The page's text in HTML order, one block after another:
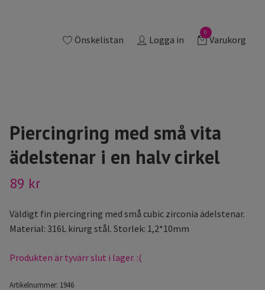
Önskelistan Logga in
0
Varukorg
Piercingring med små vita
ädelstenar i en halv cirkel
89 kr
Väldigt fin piercingring med små cubic zirconia ädelstenar.
Material: 316L kirurg stål. Storlek: 1,2*10mm
Produkten är tyvärr slut i lager. :(
Artikelnummer: 1946